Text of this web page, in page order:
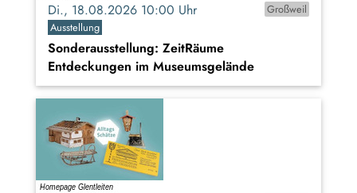
Di., 18.08.2026 10:00 Uhr
Großweil
Ausstellung
Sonderausstellung: ZeitRäume
Entdeckungen im Museumsgelände